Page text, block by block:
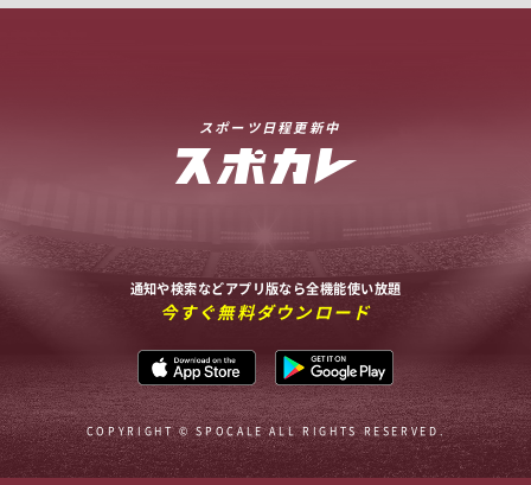
スポーツ日程更新中
通知や検索などアプリ版なら全機能使い放題
今すぐ無料ダウンロード
COPYRIGHT © SPOCALE ALL RIGHTS RESERVED.